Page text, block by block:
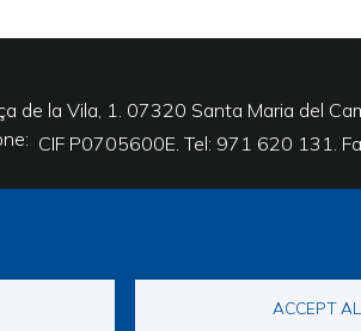
de la Vila, 1. 07320 Santa Maria del
CIF P0705600E. Tel: 971 620 131.
ACCEPT